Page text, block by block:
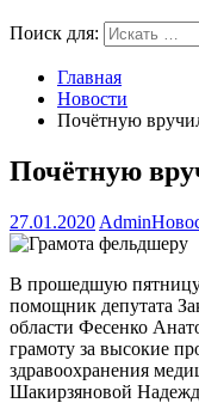
Поиск для:
Главная
Новости
Почётную
Почётную
27.01.2020 Admin
В прошедшую
помощник депутата
области Фесенко
грамоту за высокие
здравоохранения
Шакирзяновой